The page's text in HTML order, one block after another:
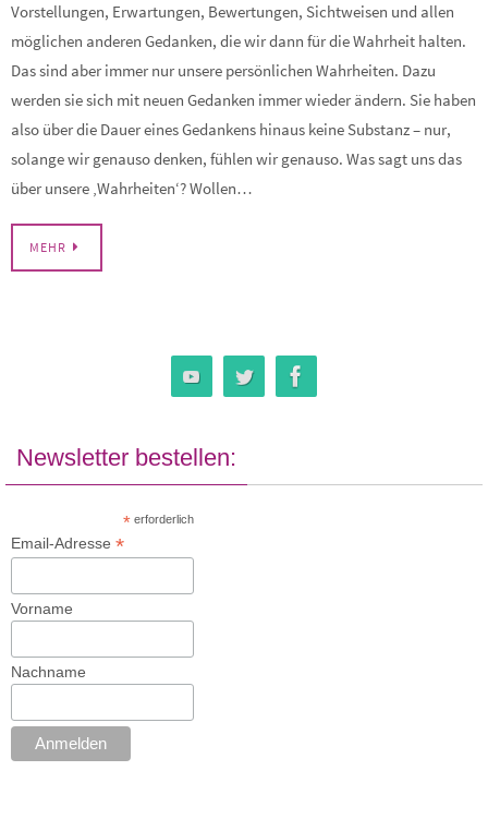
Vorstellungen, Erwartungen, Bewertungen, Sichtweisen und allen
möglichen anderen Gedanken, die wir dann für die Wahrheit halten.
Das sind aber immer nur unsere persönlichen Wahrheiten. Dazu
werden sie sich mit neuen Gedanken immer wieder ändern. Sie haben
also über die Dauer eines Gedankens hinaus keine Substanz – nur,
solange wir genauso denken, fühlen wir genauso. Was sagt uns das
über unsere ‚Wahrheiten‘? Wollen…
MEHR
Newsletter bestellen:
* erforderlich
Email-Adresse*
Vorname
Nachname